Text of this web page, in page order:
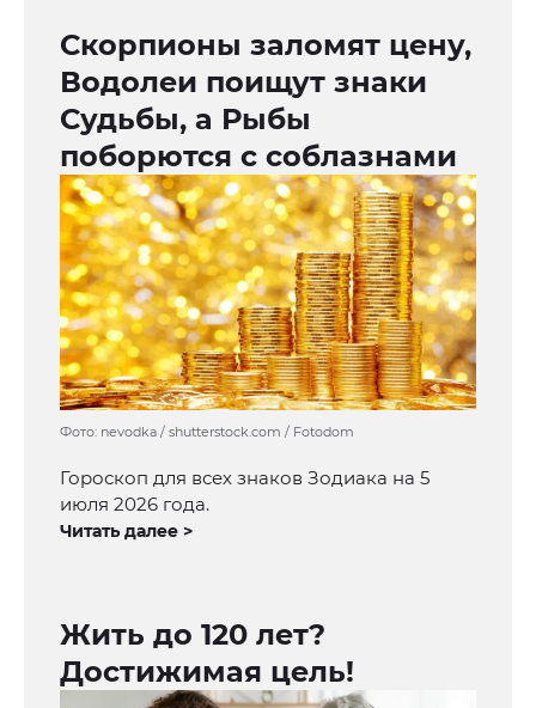
Скорпионы заломят цену,
Водолеи поищут знаки
Судьбы, а Рыбы
поборются с соблазнами
Фото: nevodka / shutterstock.com / Fotodom
Гороскоп для всех знаков Зодиака на 5
июля 2026 года.
Читать далее >
Жить до 120 лет?
Достижимая цель!